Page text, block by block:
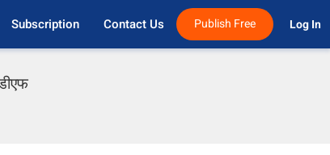
Subscription Contact Us Publish Free Log In